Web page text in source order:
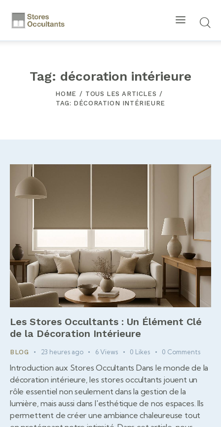
Tag: décoration intérieure
HOME
TOUS LES ARTICLES
TAG: DÉCORATION INTÉRIEURE
Les Stores Occultants : Un Élément Clé
de la Décoration Intérieure
BLOG 23 heures ago 6 Views 0 Likes 0 Comments
Introduction aux Stores Occultants Dans le monde de la
décoration intérieure, les stores occultants jouent un
rôle essentiel non seulement dans la gestion de la
lumière, mais aussi dans l'esthétique de nos espaces. Ils
permettent de créer une ambiance chaleureuse tout